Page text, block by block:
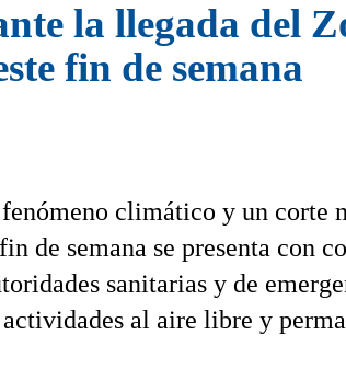
la llegada del
fin de semana
climático y un corte
de semana se presenta con
sanitarias y de
al aire libre y